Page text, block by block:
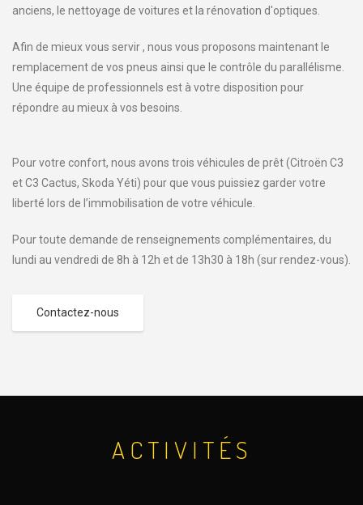
anciens, le nettoyage de voitures et la rénovation d'optiques.
Afin de mieux vous servir , nous vous proposons maintenant le
remplacement de vos pneus ainsi que le contrôle du parallélisme.
Une équipe de professionnels est à votre disposition pour
répondre au mieux à vos besoins.
Pour votre confort, nous avons trois véhicules de prêt (Citroën C3
et C3 Cactus, Skoda Yéti) pour que vous puissiez garder votre
liberté lors de l’immobilisation de votre véhicule.
Pour toute demande de renseignements complémentaires, du
lundi au vendredi de 8h à 12h et de 13h30 à 18h (sur rendez-vous).
Contactez-nous
ACTIVITÉS